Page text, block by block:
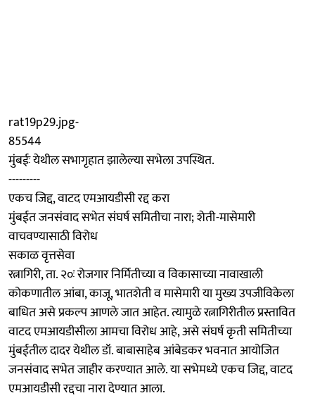
rat19p29.jpg-
85544
मुंबईः येथील सभागृहात झालेल्या सभेला उपस्थित.
---------
एकच जिद्द, वाटद एमआयडीसी रद्द करा
मुंबईत जनसंवाद सभेत संघर्ष समितीचा नारा; शेती-मासेमारी
वाचवण्यासाठी विरोध
सकाळ वृत्तसेवा
रत्नागिरी, ता. २०ः रोजगार निर्मितीच्या व विकासाच्या नावाखाली
कोकणातील आंबा, काजू, भातशेती व मासेमारी या मुख्य उपजीविकेला
बाधित असे प्रकल्प आणले जात आहेत. त्यामुळे रत्नागिरीतील प्रस्तावित
वाटद एमआयडीसीला आमचा विरोध आहे, असे संघर्ष कृती समितीच्या
मुंबईतील दादर येथील डॉ. बाबासाहेब आंबेडकर भवनात आयोजित
जनसंवाद सभेत जाहीर करण्यात आले. या सभेमध्ये एकच जिद्द, वाटद
एमआयडीसी रद्दचा नारा देण्यात आला.